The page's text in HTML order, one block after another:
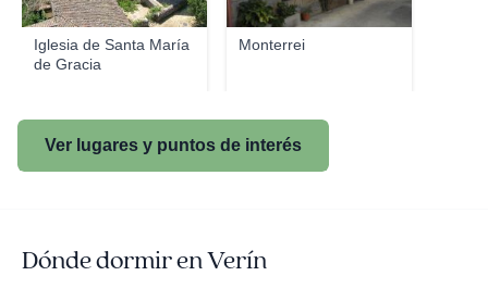
Iglesia de Santa María
de Gracia
Monterrei
Ver lugares y puntos de interés
Dónde dormir en Verín